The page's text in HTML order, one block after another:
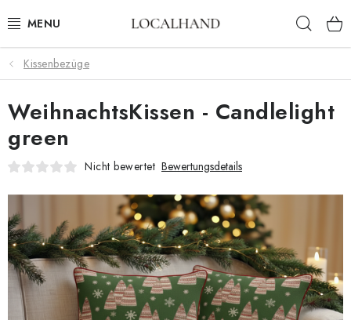
Inhalt
HEIMTEXTILIEN
METERWARE
FRÜHLING/ SOMMER 2026
MASSANFERTIGUNG SCHNEIDEREI UND POLSTEREI
KONTAKTE
POLSTEREI
Kissenbezüge
WeihnachtsKissen - Candlelight
green
Nicht bewertet Bewertungsdetails